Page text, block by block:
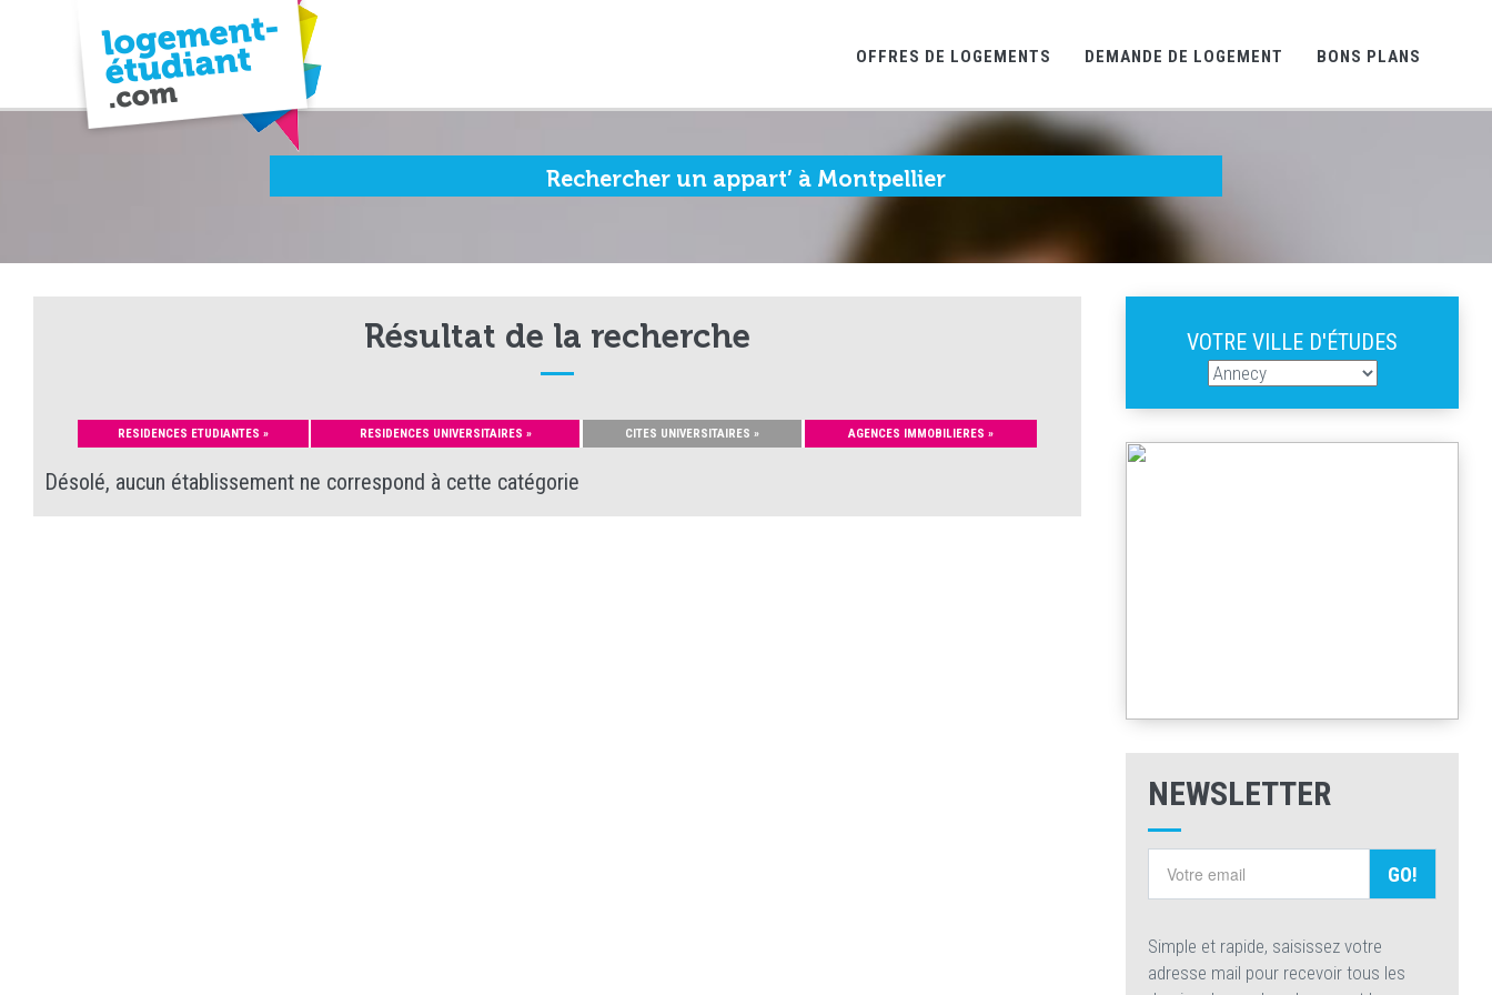
OFFRES DE LOGEMENTS DEMANDE DE LOGEMENT BONS PLANS
Rechercher un appart’ à Montpellier
VOTRE VILLE D'ÉTUDES
NEWSLETTER
GO!
Simple et rapide, saisissez votre
adresse mail pour recevoir tous les
Résultat de la recherche
RESIDENCES ETUDIANTES » RESIDENCES UNIVERSITAIRES » CITES UNIVERSITAIRES » AGENCES IMMOBILIERES »
Désolé, aucun établissement ne correspond à cette catégorie